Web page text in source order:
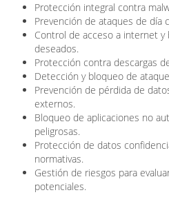
Protección integral contra
Prevención de ataques de día
Control de acceso a internet
deseados.
Protección contra descargas
Detección y bloqueo de
Prevención de pérdida de
externos.
Bloqueo de aplicaciones no
peligrosas.
Protección de datos
normativas.
Gestión de riesgos para
potenciales.